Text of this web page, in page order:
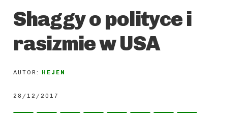
Shaggy o polityce i
rasizmie w USA
AUTOR: HEJEN
28/12/2017